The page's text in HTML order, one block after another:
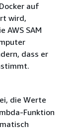
auf
wird,
AWS SAM
dass er
die Werte
Funktion